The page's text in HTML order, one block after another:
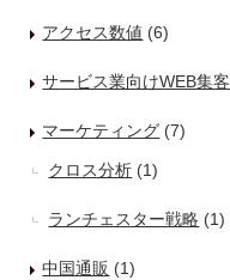
アクセス数値 (6)
サービス業向けWEB集客
マーケティング (7)
クロス分析 (1)
ランチェスター戦略 (1)
中国通販 (1)